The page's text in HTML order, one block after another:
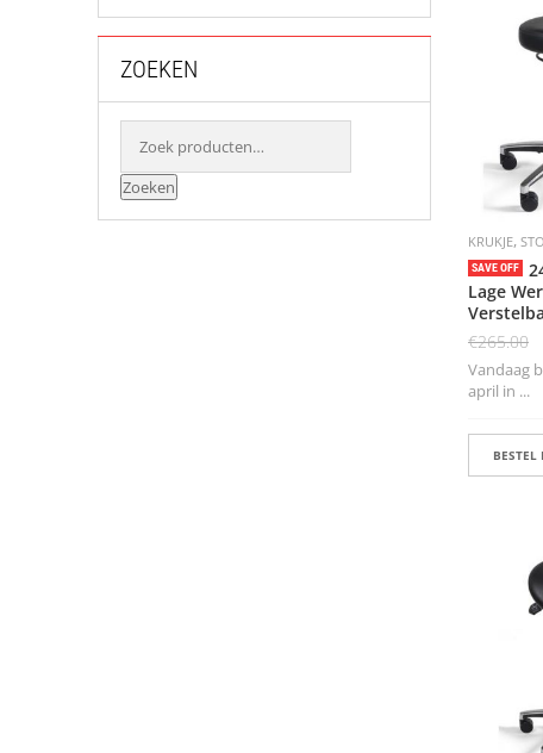
ZOEKEN
Zoeken
KRUKJE,
SAVE OFF
Lage
€265.00
Vandaag
april in ...
BESTEL